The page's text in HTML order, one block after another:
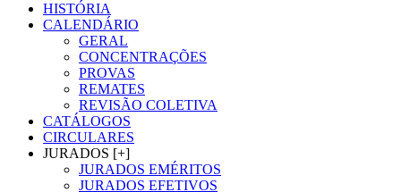
HISTÓRIA
CALENDÁRIO
GERAL
CONCENTRAÇÕES
PROVAS
REMATES
REVISÃO COLETIVA
CATÁLOGOS
CIRCULARES
JURADOS [+]
JURADOS EMÉRITOS
JURADOS EFETIVOS